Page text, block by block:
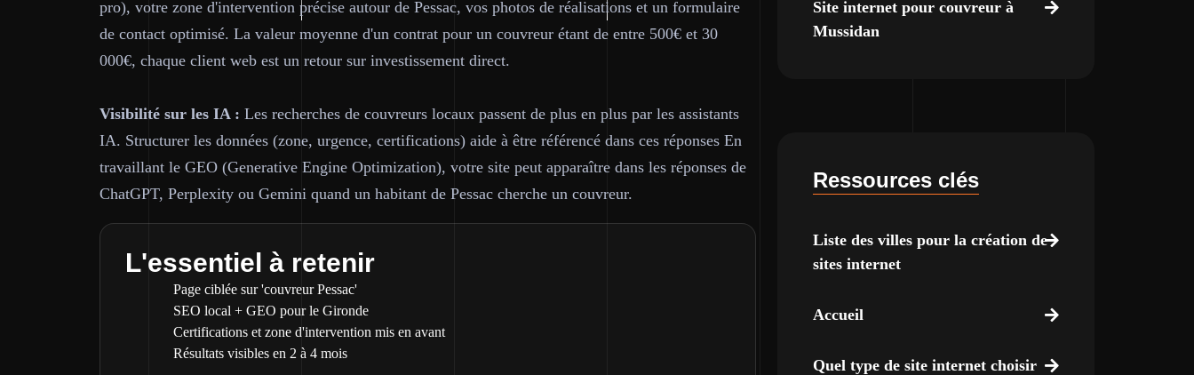
pro), votre zone d'intervention précise autour de Pessac, vos photos de réalisations et un formulaire
de contact optimisé. La valeur moyenne d'un contrat pour un couvreur étant de entre 500€ et 30
000€, chaque client web est un retour sur investissement direct.
Visibilité sur les IA : Les recherches de couvreurs locaux passent de plus en plus par les assistants
IA. Structurer les données (zone, urgence, certifications) aide à être référencé dans ces réponses En
travaillant le GEO (Generative Engine Optimization), votre site peut apparaître dans les réponses de
ChatGPT, Perplexity ou Gemini quand un habitant de Pessac cherche un couvreur.
L'essentiel à retenir
Page ciblée sur 'couvreur Pessac'
SEO local + GEO pour le Gironde
Certifications et zone d'intervention mis en avant
Résultats visibles en 2 à 4 mois
Site internet pour couvreur à
Mussidan
Ressources clés
Liste des villes pour la création de
sites internet
Accueil
Quel type de site internet choisir